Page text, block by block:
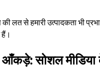
की लत से हमारी उत्पादकता भी
हैं।
आँकड़े: सोशल